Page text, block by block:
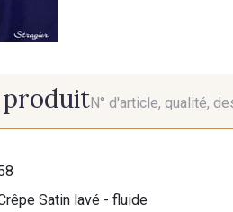
N° d'article, qualité,
Satin lavé - fluide